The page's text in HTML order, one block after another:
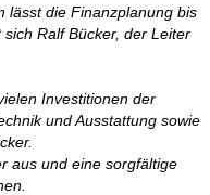
lässt die Finanzplanung bis
Ralf Bücker, der Leiter
Investitionen der
und Ausstattung sowie
aus und eine sorgfältige